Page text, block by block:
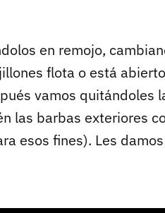
en remojo,
flota o está
vamos quitándoles
las barbas exteriores
esos fines). Les